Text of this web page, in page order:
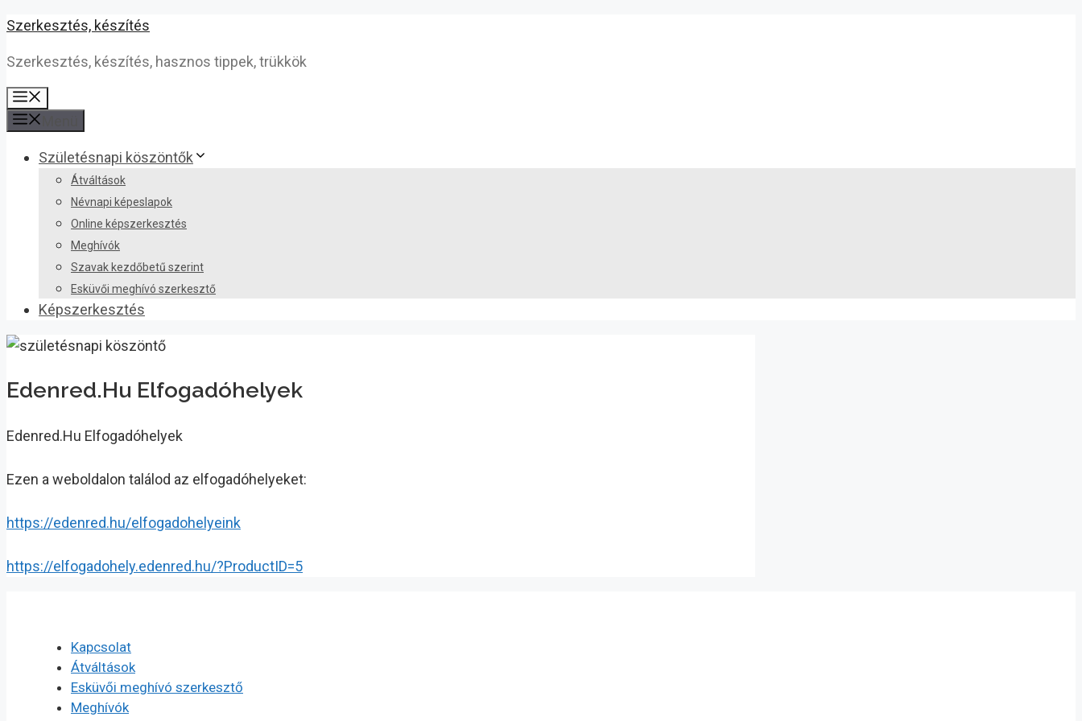
Kilépés
tartalomba
Szerkesztés, készítés
Szerkesztés, készítés, hasznos tippek, trükkök
Születésnapi köszöntők
Átváltások
Névnapi képeslapok
Online képszerkesztés
Meghívók
Szavak kezdőbetű szerint
Esküvői meghívó szerkesztő
Képszerkesztés
Edenred.Hu Elfogadóhelyek
Edenred.Hu Elfogadóhelyek
Ezen a weboldalon találod az elfogadóhelyeket:
https://edenred.hu/elfogadohelyeink
https://elfogadohely.edenred.hu/?ProductID=5
Kapcsolat
Átváltások
Esküvői meghívó szerkesztő
Meghívók